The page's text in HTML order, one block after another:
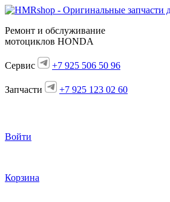
Ремонт и обслуживание
мотоциклов HONDA
Сервис +7 925 506 50 96
Запчасти +7 925 123 02 60
Войти
Корзина